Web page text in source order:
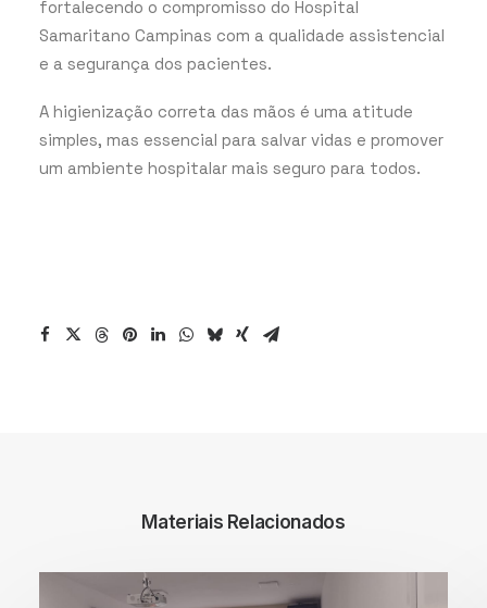
fortalecendo o compromisso do Hospital
Samaritano Campinas com a qualidade assistencial
e a segurança dos pacientes.
A higienização correta das mãos é uma atitude
simples, mas essencial para salvar vidas e promover
um ambiente hospitalar mais seguro para todos.
Materiais Relacionados